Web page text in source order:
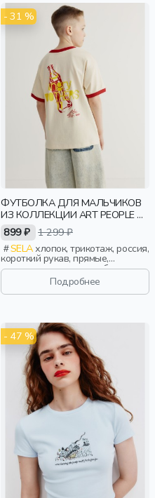
- 31 %
ФУТБОЛКА ДЛЯ МАЛЬЧИКОВ
ИЗ КОЛЛЕКЦИИ ART PEOPLE С
ANGRY BROTHERS 11
899 ₽ 1 299 ₽
SELAхлопок, трикотаж, россия,
короткий рукав, прямые,
короткие, манжета, свободные,
принт, вырез, круглый вырез,
винтаж, мальчики, дети
Подробнее
- 47 %